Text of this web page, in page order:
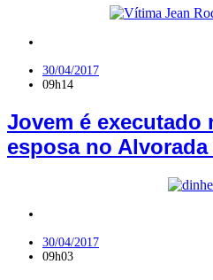
30/04/2017
09h14
Jovem é executado
esposa no Alvorada
30/04/2017
09h03